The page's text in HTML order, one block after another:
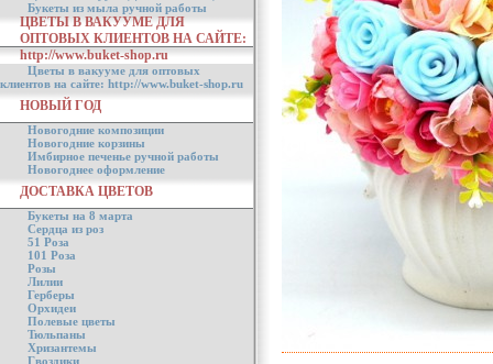
Букеты из мыла ручной работы
ЦВЕТЫ В ВАКУУМЕ ДЛЯ
ОПТОВЫХ КЛИЕНТОВ НА САЙТЕ:
http://www.buket-shop.ru
Цветы в вакууме для оптовых
клиентов на сайте: http://www.buket-shop.ru
НОВЫЙ ГОД
Новогодние композиции
Новогодние корзины
Имбирное печенье ручной работы
Новогоднее оформление
ДОСТАВКА ЦВЕТОВ
Букеты на 8 марта
Сердца из роз
51 Роза
101 Роза
Розы
Лилии
Герберы
Орхидеи
Полевые цветы
Тюльпаны
Хризантемы
Гвоздики